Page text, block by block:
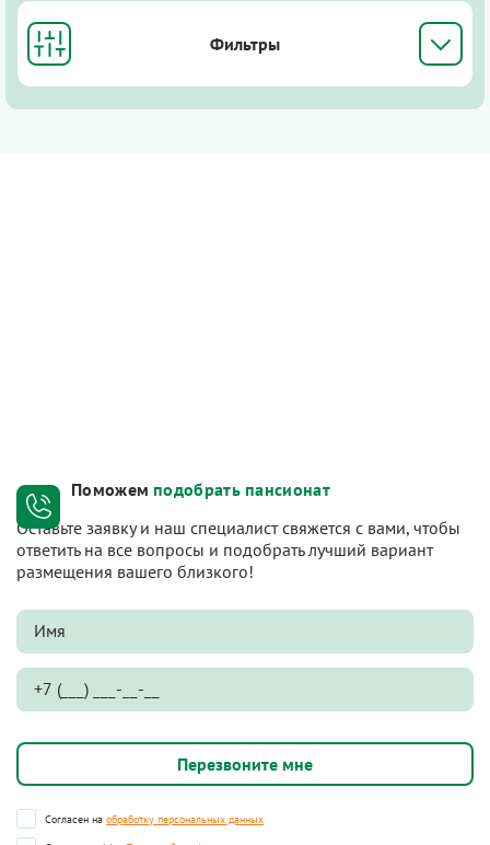
Фильтры
Поможем подобрать пансионат
Оставьте заявку и наш специалист свяжется с вами, чтобы
ответить на все вопросы и подобрать лучший вариант
размещения вашего близкого!
Согласен на обработку персональных данных